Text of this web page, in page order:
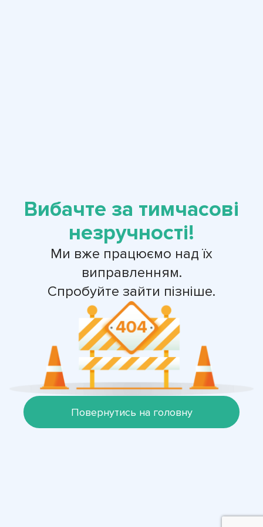
Вибачте за тимчасові
незручності!
Ми вже працюємо над їх
виправленням.
Спробуйте зайти пізніше.
Повернутись на головну